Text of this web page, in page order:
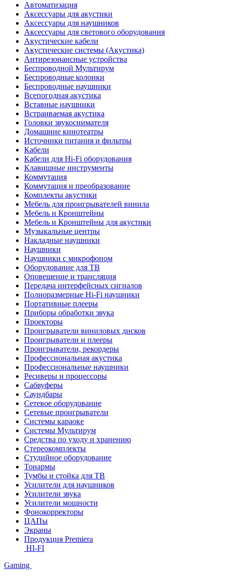
Автоматизация
Аксессуары для акустики
Аксессуары для наушников
Аксессуары для светового оборудования
Акустические кабели
Акустические системы (Акустика)
Антирезонансные устройства
Беспроводной Мультирум
Беспроводные колонки
Беспроводные наушники
Всепогодная акустика
Вставные наушники
Встраиваемая акустика
Головки звукоснимателя
Домашние кинотеатры
Источники питания и фильтры
Кабели
Кабели для Hi-Fi оборудования
Клавишные инструменты
Коммутация
Коммутация и преобразование
Комплекты акустики
Мебель для проигрывателей винила
Мебель и Кронштейны
Мебель и Кронштейны для акустики
Музыкальные центры
Накладные наушники
Наушники
Наушники с микрофоном
Оборудование для ТВ
Оповещение и трансляция
Передача интерфейсных сигналов
Полноразмерные Hi-Fi наушники
Портативные плееры
Приборы обработки звука
Проекторы
Проигрыватели виниловых дисков
Проигрыватели и плееры
Проигрыватели, рекордеры
Профессиональная акустика
Профессиональные наушники
Ресиверы и процессоры
Сабвуферы
Саундбары
Сетевое оборудование
Сетевые проигрыватели
Системы караоке
Системы Мультирум
Средства по уходу и хранению
Стереокомплекты
Студийное оборудование
Тонармы
Тумбы и стойка для ТВ
Усилители для наушников
Усилители звука
Усилители мощности
Фонокорректоры
ЦАПы
Экраны
Продукция Premiera
HI-FI
Gaming